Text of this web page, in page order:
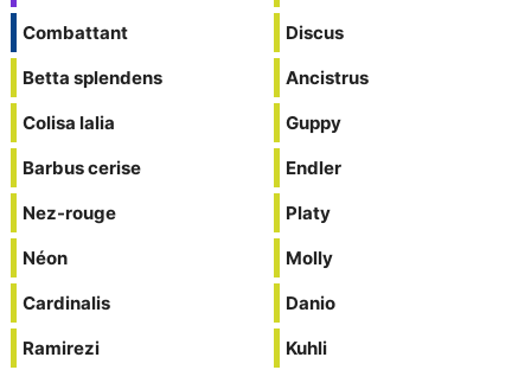
Combattant
Betta splendens
Colisa lalia
Barbus cerise
Nez-rouge
Néon
Cardinalis
Ramirezi
Discus
Ancistrus
Guppy
Endler
Platy
Molly
Danio
Kuhli